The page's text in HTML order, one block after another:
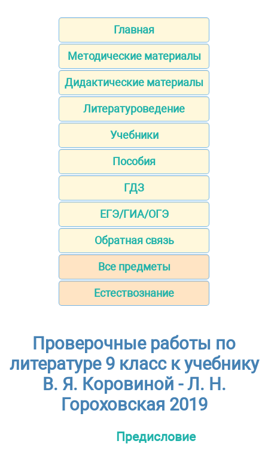
Главная
Методические материалы
Дидактические материалы
Литературоведение
Учебники
Пособия
ГДЗ
ЕГЭ/ГИА/ОГЭ
Обратная связь
Все предметы
Естествознание
Проверочные работы по
литературе 9 класс к учебнику
В. Я. Коровиной - Л. Н.
Гороховская 2019
Предисловие